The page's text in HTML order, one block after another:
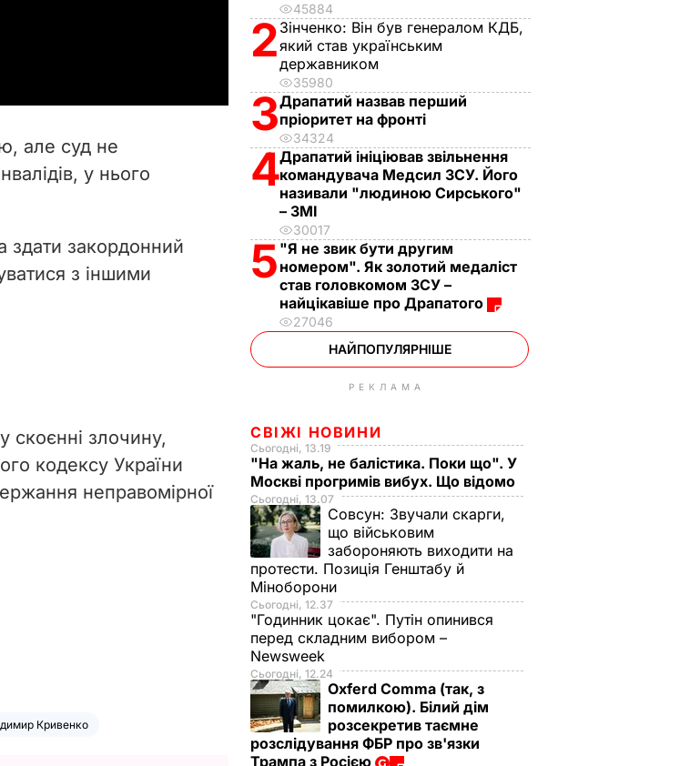
але суд не
у нього
здати закордонний
з іншими
у скоєнні злочину,
кодексу України
неправомірної
Кривенко
45884
2 Зінченко: Він був генералом КДБ,
який став українським
державником
35980
3Драпатий назвав перший
пріоритет на фронті
34324
4Драпатий ініціював звільнення
командувача Медсил ЗСУ. Його
називали "людиною Сирського"
– ЗМІ
30017
5 "Я не звик бути другим
номером". Як золотий медаліст
став головкомом ЗСУ –
найцікавіше про Драпатого
27046
НАЙПОПУЛЯРНІШЕ
РЕКЛАМА
СВІЖІ НОВИНИ
Сьогодні, 13.19
"На жаль, не балістика. Поки що". У
Москві прогримів вибух. Що відомо
Сьогодні, 13.07
Совсун: Звучали скарги,
що військовим
забороняють виходити на
протести. Позиція Генштабу й
Міноборони
Сьогодні, 12.37
"Годинник цокає". Путін опинився
перед складним вибором –
Newsweek
Сьогодні, 12.24
Oxferd Comma (так, з
помилкою). Білий дім
розсекретив таємне
розслідування ФБР про зв'язки
Трампа з Росією